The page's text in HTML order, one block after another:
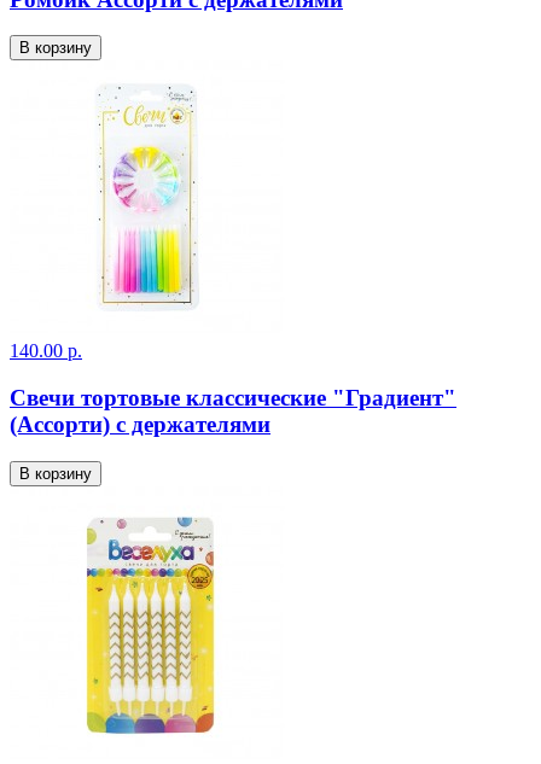
В корзину
140.00 р.
Свечи тортовые классические "Градиент"
(Ассорти) с держателями
В корзину